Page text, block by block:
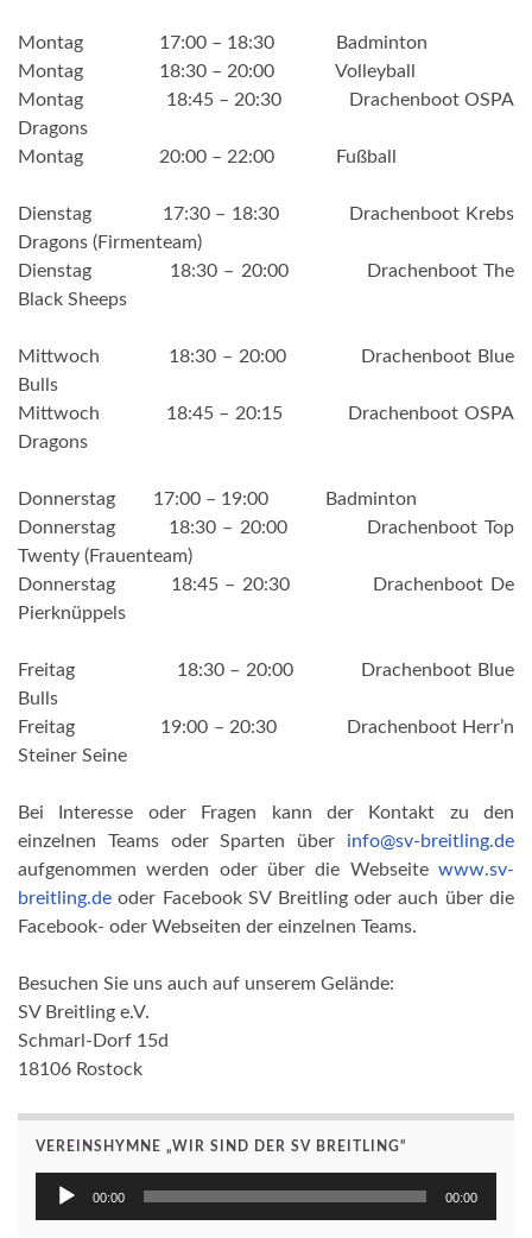
Montag 17:00 – 18:30 Badminton
Montag 18:30 – 20:00 Volleyball
Montag 18:45 – 20:30 Drachenboot OSPA
Dragons
Montag 20:00 – 22:00 Fußball
Dienstag 17:30 – 18:30 Drachenboot Krebs
Dragons (Firmenteam)
Dienstag 18:30 – 20:00 Drachenboot The
Black Sheeps
Mittwoch 18:30 – 20:00 Drachenboot Blue
Bulls
Mittwoch 18:45 – 20:15 Drachenboot OSPA
Dragons
Donnerstag 17:00 – 19:00 Badminton
Donnerstag 18:30 – 20:00 Drachenboot Top
Twenty (Frauenteam)
Donnerstag 18:45 – 20:30 Drachenboot De
Pierknüppels
Freitag 18:30 – 20:00 Drachenboot Blue
Bulls
Freitag 19:00 – 20:30 Drachenboot Herr’n
Steiner Seine
Bei Interesse oder Fragen kann der Kontakt zu den
einzelnen Teams oder Sparten über info@sv-breitling.de
aufgenommen werden oder über die Webseite www.sv-
breitling.de oder Facebook SV Breitling oder auch über die
Facebook- oder Webseiten der einzelnen Teams.
Besuchen Sie uns auch auf unserem Gelände:
SV Breitling e.V.
Schmarl-Dorf 15d
18106 Rostock
VEREINSHYMNE „WIR SIND DER SV BREITLING“
Audio-
00:00 00:00